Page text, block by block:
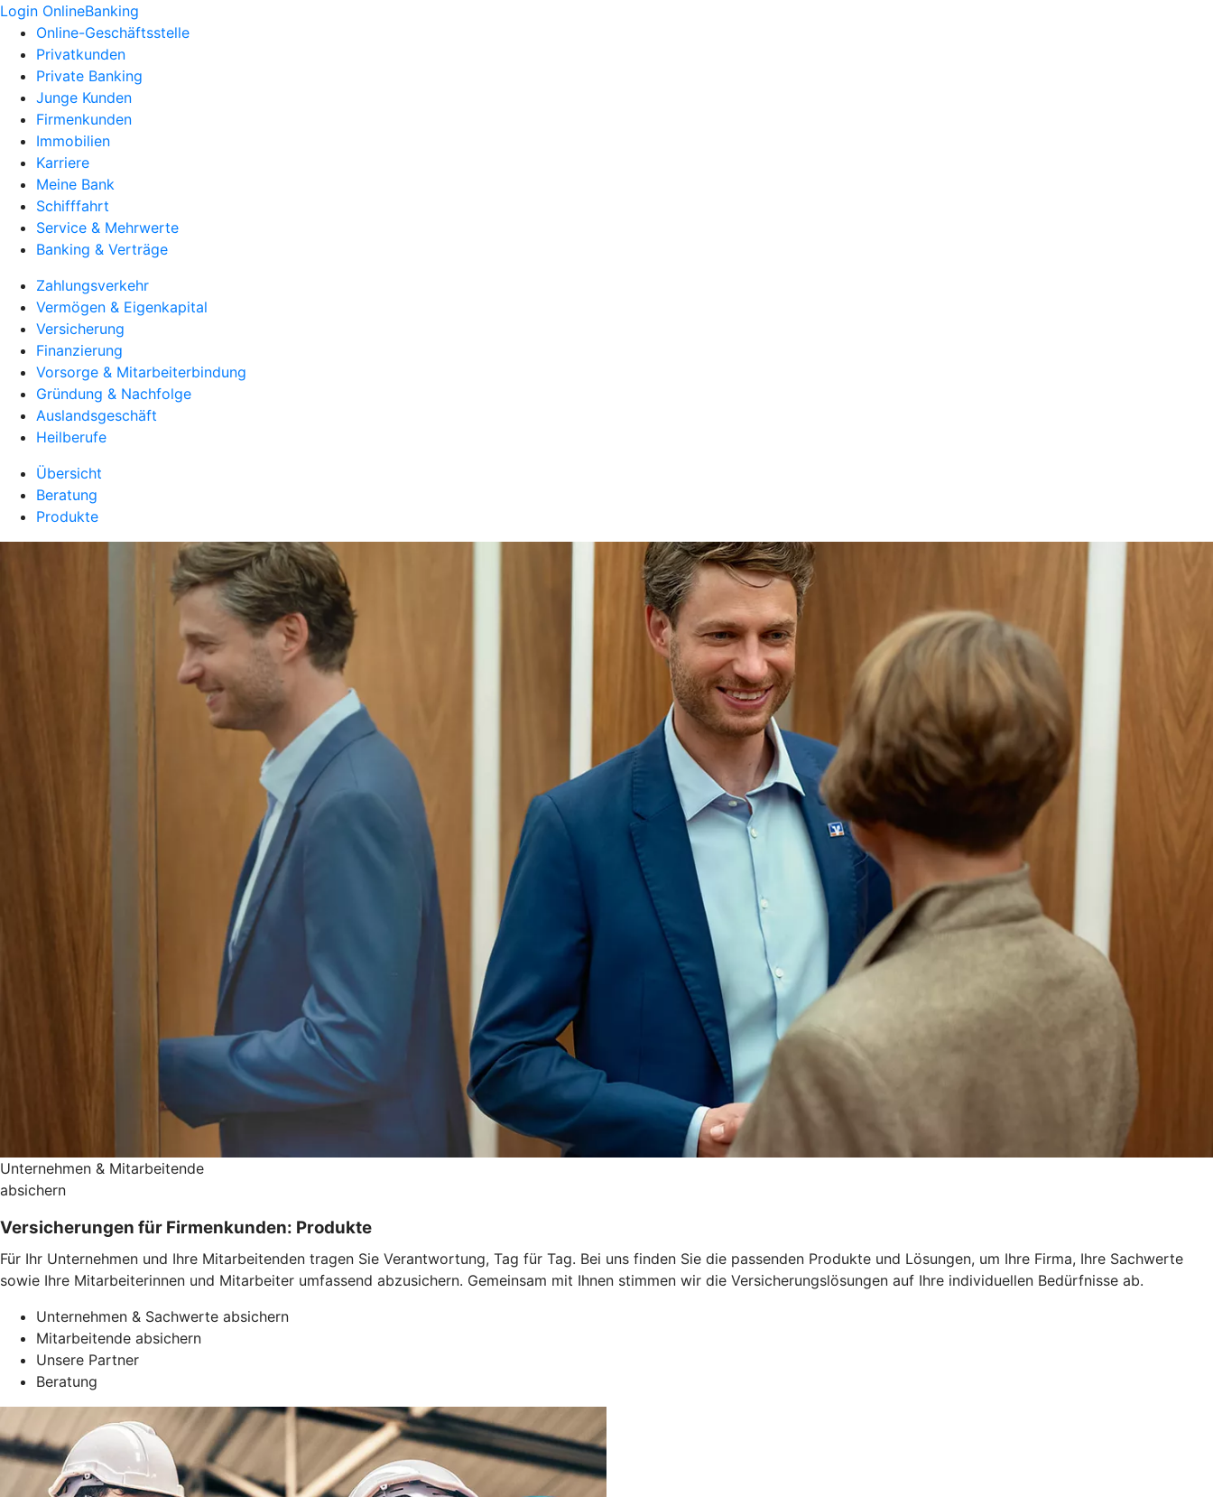
Login OnlineBanking
Online-Geschäftsstelle
Privatkunden
Private Banking
Junge Kunden
Firmenkunden
Immobilien
Karriere
Meine Bank
Schifffahrt
Service & Mehrwerte
Banking & Verträge
Zahlungsverkehr
Vermögen & Eigenkapital
Versicherung
Finanzierung
Vorsorge & Mitarbeiterbindung
Gründung & Nachfolge
Auslandsgeschäft
Heilberufe
Übersicht
Beratung
Produkte
Unternehmen & Mitarbeitende
absichern
Versicherungen für Firmenkunden: Produkte
Für Ihr Unternehmen und Ihre Mitarbeitenden tragen Sie Verantwortung, Tag für Tag. Bei uns finden Sie die passenden Produkte und Lösungen, um Ihre Firma, Ihre Sachwerte
sowie Ihre Mitarbeiterinnen und Mitarbeiter umfassend abzusichern. Gemeinsam mit Ihnen stimmen wir die Versicherungslösungen auf Ihre individuellen Bedürfnisse ab.
Unternehmen & Sachwerte absichern
Mitarbeitende absichern
Unsere Partner
Beratung